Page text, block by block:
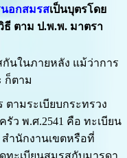
อกสมรสเป็นบุตรโดย
ธี ตาม ป.พ.พ. มาตรา
กันในภายหลัง แม้ว่าการ
ก็ตาม
ตามระเบียบกระทรวง
ว พ.ศ.2541 คือ ทะเบียน
ำนักงานเขตหรือที่
ทะเบียนสมรสกับมารดา